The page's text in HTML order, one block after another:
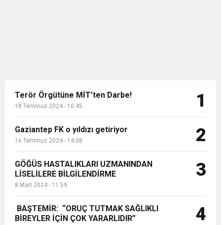
Terör Örgütüne MİT’ten Darbe!
18 Temmuz 2024 - 10:45 1
Gaziantep FK o yıldızı getiriyor
16 Temmuz 2024 - 14:08 2
GÖĞÜS HASTALIKLARI UZMANINDAN
LİSELİLERE BİLGİLENDİRME
8 Mart 2024 - 11:59
3
BAŞTEMİR: “ORUÇ TUTMAK SAĞLIKLI
BİREYLER İÇİN ÇOK YARARLIDIR”
4